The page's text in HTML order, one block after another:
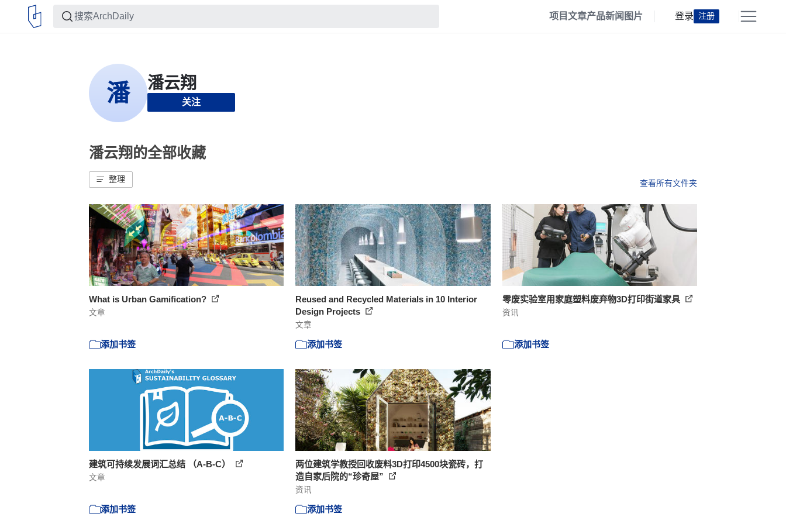
项目文章产品新闻 图片 登录 注册
关注
潘云翔的全部收藏
整理 查看所有文件夹
What is Urban Gamification?
文章
添加书签
Reused and Recycled Materials in 10 Interior
Design Projects
文章
添加书签
零废实验室用家庭塑料废弃物3D打印街道家具
资讯
添加书签
建筑可持续发展词汇总结 （A-B-C）
文章
添加书签
两位建筑学教授回收废料3D打印4500块瓷砖，打
造自家后院的“珍奇屋”
资讯
添加书签